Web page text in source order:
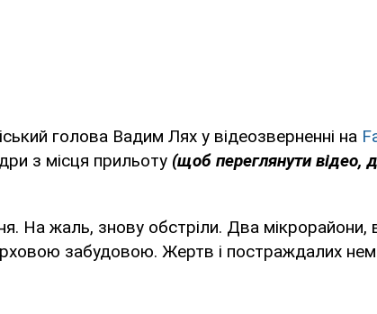
голова Вадим Лях у відеозверненні на
з місця прильоту (щоб переглянути відео,
На жаль, знову обстріли. Два мікрорайони,
забудовою. Жертв і постраждалих